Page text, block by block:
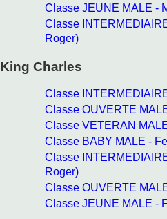
Classe JEUNE MALE -
Classe
Roger)
King Charles
Classe
Classe OUVERTE
Classe VETERAN
Classe BABY MALE -
Classe
Roger)
Classe OUVERTE
Classe JEUNE MALE -